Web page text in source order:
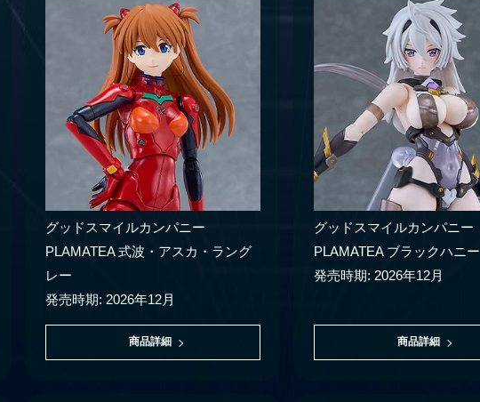
グッドスマイルカンパニー
PLAMATEA 式波・アスカ・ラング
レー
発売時期: 2026年12月
商品詳細
グッドスマイルカンパニー
PLAMATEA ブラックハニー
発売時期: 2026年12月
商品詳細